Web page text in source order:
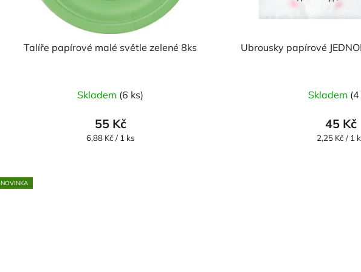
Talíře papírové malé světle zelené 8ks
Skladem (6 ks)
55 Kč
Měrná
6,88 Kč / 1 ks
Ubrousky papírové
Skladem (4
45 Kč
Měrná
2,25 Kč / 1
NOVINKA